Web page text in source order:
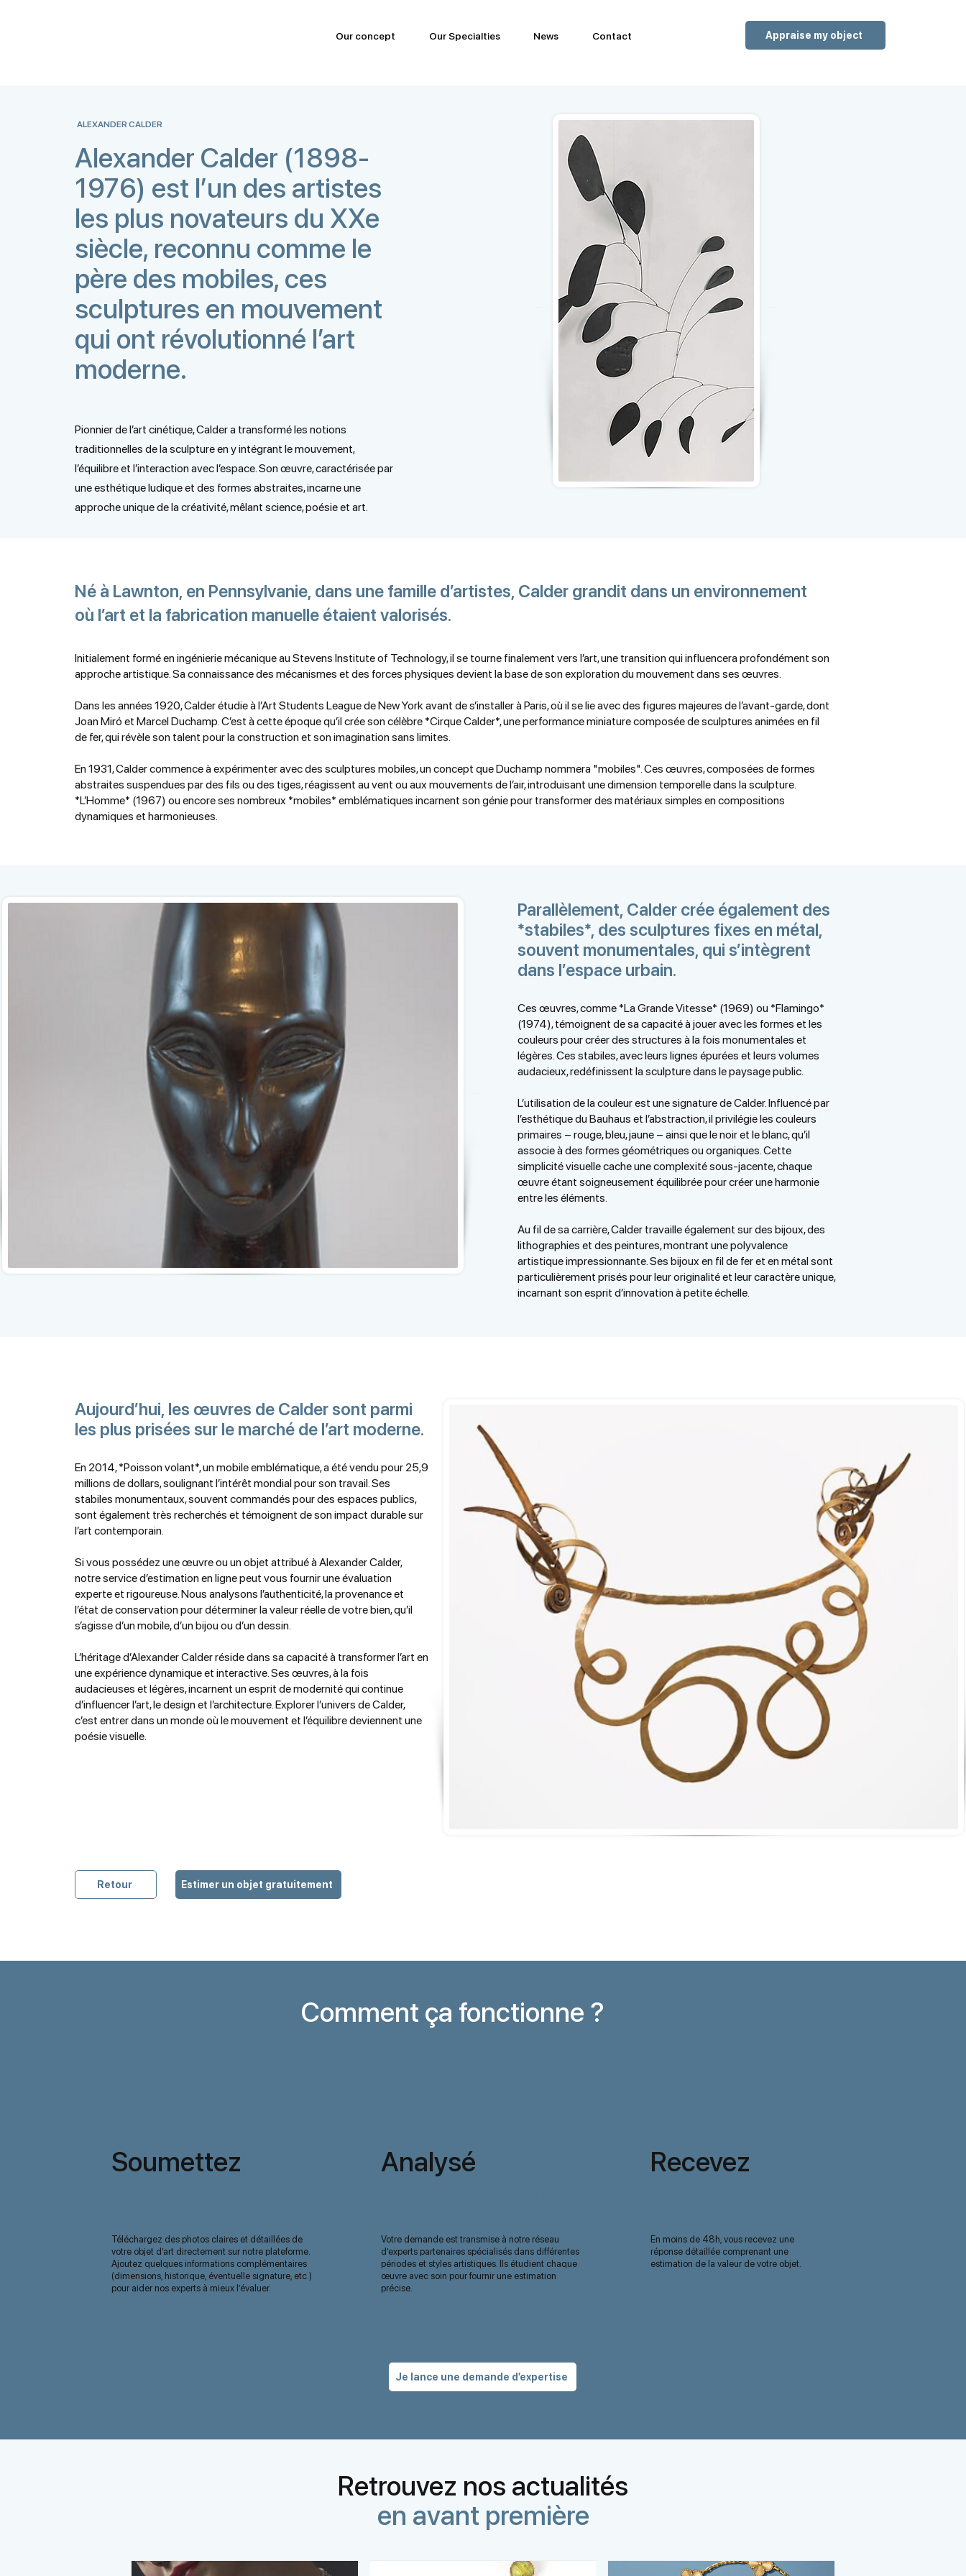
Our concept Our Specialties News Contact Appraise my object
ALEXANDER CALDER
Alexander Calder (1898-
1976) est l’un des artistes
les plus novateurs du XXe
siècle, reconnu comme le
père des mobiles, ces
sculptures en mouvement
qui ont révolutionné l’art
moderne.
Pionnier de l’art cinétique, Calder a transformé les notions
traditionnelles de la sculpture en y intégrant le mouvement,
l’équilibre et l’interaction avec l’espace. Son œuvre, caractérisée par
une esthétique ludique et des formes abstraites, incarne une
approche unique de la créativité, mêlant science, poésie et art.
Né à Lawnton, en Pennsylvanie, dans une famille d’artistes, Calder grandit dans un environnement
où l’art et la fabrication manuelle étaient valorisés​.
Initialement formé en ingénierie mécanique au Stevens Institute of Technology, il se tourne finalement vers l’art, une transition qui influencera profondément son
approche artistique. Sa connaissance des mécanismes et des forces physiques devient la base de son exploration du mouvement dans ses œuvres.
Dans les années 1920, Calder étudie à l’Art Students League de New York avant de s’installer à Paris, où il se lie avec des figures majeures de l’avant-garde, dont
Joan Miró et Marcel Duchamp. C’est à cette époque qu’il crée son célèbre *Cirque Calder*, une performance miniature composée de sculptures animées en fil
de fer, qui révèle son talent pour la construction et son imagination sans limites.
En 1931, Calder commence à expérimenter avec des sculptures mobiles, un concept que Duchamp nommera "mobiles". Ces œuvres, composées de formes
abstraites suspendues par des fils ou des tiges, réagissent au vent ou aux mouvements de l’air, introduisant une dimension temporelle dans la sculpture.
*L’Homme* (1967) ou encore ses nombreux *mobiles* emblématiques incarnent son génie pour transformer des matériaux simples en compositions
dynamiques et harmonieuses.
Parallèlement, Calder crée également des
*stabiles*, des sculptures fixes en métal,
souvent monumentales, qui s’intègrent
dans l’espace urbain.
Ces œuvres, comme *La Grande Vitesse* (1969) ou *Flamingo*
(1974), témoignent de sa capacité à jouer avec les formes et les
couleurs pour créer des structures à la fois monumentales et
légères. Ces stabiles, avec leurs lignes épurées et leurs volumes
audacieux, redéfinissent la sculpture dans le paysage public.
L’utilisation de la couleur est une signature de Calder. Influencé par
l’esthétique du Bauhaus et l’abstraction, il privilégie les couleurs
primaires – rouge, bleu, jaune – ainsi que le noir et le blanc, qu’il
associe à des formes géométriques ou organiques. Cette
simplicité visuelle cache une complexité sous-jacente, chaque
œuvre étant soigneusement équilibrée pour créer une harmonie
entre les éléments.
Au fil de sa carrière, Calder travaille également sur des bijoux, des
lithographies et des peintures, montrant une polyvalence
artistique impressionnante. Ses bijoux en fil de fer et en métal sont
particulièrement prisés pour leur originalité et leur caractère unique,
incarnant son esprit d’innovation à petite échelle.
Aujourd’hui, les œuvres de Calder sont parmi
les plus prisées sur le marché de l’art moderne.
En 2014, *Poisson volant*, un mobile emblématique, a été vendu pour 25,9
millions de dollars, soulignant l’intérêt mondial pour son travail. Ses
stabiles monumentaux, souvent commandés pour des espaces publics,
sont également très recherchés et témoignent de son impact durable sur
l’art contemporain.
Si vous possédez une œuvre ou un objet attribué à Alexander Calder,
notre service d’estimation en ligne peut vous fournir une évaluation
experte et rigoureuse. Nous analysons l’authenticité, la provenance et
l’état de conservation pour déterminer la valeur réelle de votre bien, qu’il
s’agisse d’un mobile, d’un bijou ou d’un dessin.
L’héritage d’Alexander Calder réside dans sa capacité à transformer l’art en
une expérience dynamique et interactive. Ses œuvres, à la fois
audacieuses et légères, incarnent un esprit de modernité qui continue
d’influencer l’art, le design et l’architecture. Explorer l’univers de Calder,
c’est entrer dans un monde où le mouvement et l’équilibre deviennent une
poésie visuelle.
Retour Estimer un objet gratuitement
Comment ça fonctionne ?
Soumettez
Téléchargez des photos claires et détaillées de
votre objet d’art directement sur notre plateforme.
Ajoutez quelques informations complémentaires
(dimensions, historique, éventuelle signature, etc.)
pour aider nos experts à mieux l’évaluer.
Analysé
Votre demande est transmise à notre réseau
d’experts partenaires spécialisés dans différentes
périodes et styles artistiques. Ils étudient chaque
œuvre avec soin pour fournir une estimation
précise.
Recevez
En moins de 48h, vous recevez une
réponse détaillée comprenant une
estimation de la valeur de votre objet.
Je lance une demande d’expertise
Retrouvez nos actualités
en avant première